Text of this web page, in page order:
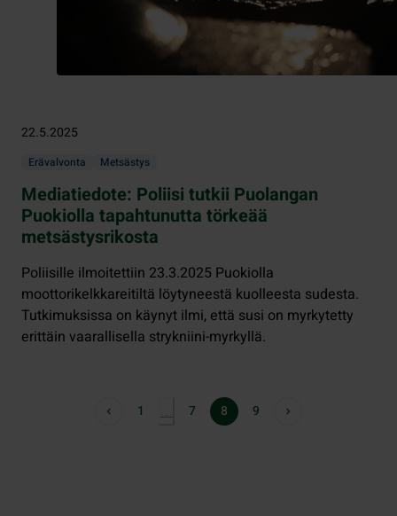
22.5.2025
Erävalvonta Metsästys
Mediatiedote: Poliisi tutkii Puolangan
Puokiolla tapahtunutta törkeää
metsästysrikosta
Poliisille ilmoitettiin 23.3.2025 Puokiolla
moottorikelkkareitiltä löytyneestä kuolleesta sudesta.
Tutkimuksissa on käynyt ilmi, että susi on myrkytetty
erittäin vaarallisella strykniini-myrkyllä.
1 … 7 8 9